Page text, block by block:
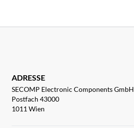
ADRESSE
SECOMP Electronic Components GmbH
Postfach 43000
1011 Wien